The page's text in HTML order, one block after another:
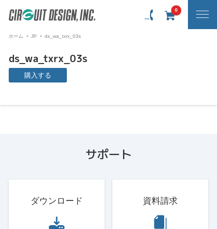
0
ホーム JP ds_wa_txrx_03s
ds_wa_txrx_03s
購入する
サポート
ダウンロード 資料請求